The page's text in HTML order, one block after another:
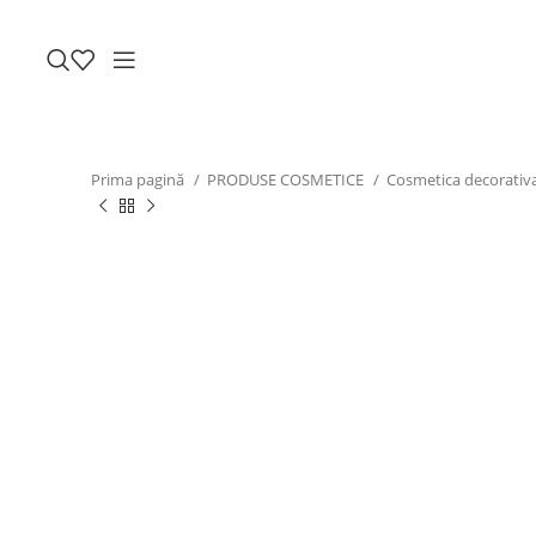
Prima pagină PRODUSE COSMETICE Cosmetica